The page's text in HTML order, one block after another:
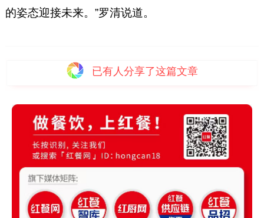
的姿态迎接未来。”罗清说道。
已有人分享了这篇文章